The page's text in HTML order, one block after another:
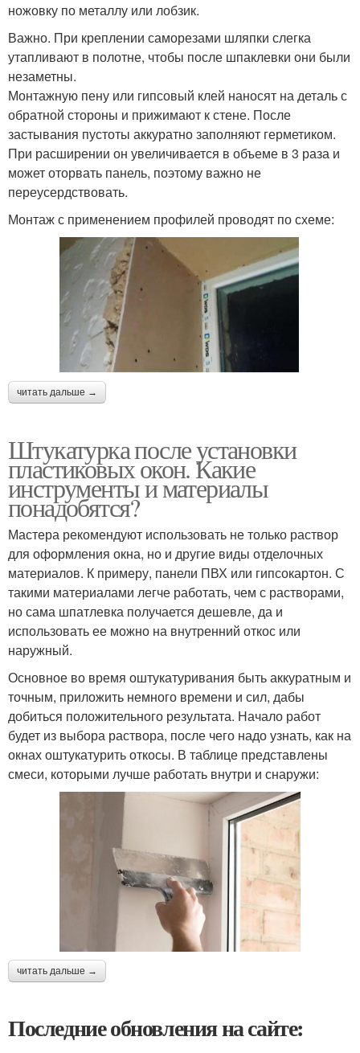
ножовку по металлу или лобзик.
Важно. При креплении саморезами шляпки слегка
утапливают в полотне, чтобы после шпаклевки они были
незаметны.
Монтажную пену или гипсовый клей наносят на деталь с
обратной стороны и прижимают к стене. После
застывания пустоты аккуратно заполняют герметиком.
При расширении он увеличивается в объеме в 3 раза и
может оторвать панель, поэтому важно не
переусердствовать.
Монтаж с применением профилей проводят по схеме:
читать дальше →
Штукатурка после установки
пластиковых окон. Какие
инструменты и материалы
понадобятся?
Мастера рекомендуют использовать не только раствор
для оформления окна, но и другие виды отделочных
материалов. К примеру, панели ПВХ или гипсокартон. С
такими материалами легче работать, чем с растворами,
но сама шпатлевка получается дешевле, да и
использовать ее можно на внутренний откос или
наружный.
Основное во время оштукатуривания быть аккуратным и
точным, приложить немного времени и сил, дабы
добиться положительного результата. Начало работ
будет из выбора раствора, после чего надо узнать, как на
окнах оштукатурить откосы. В таблице представлены
смеси, которыми лучше работать внутри и снаружи:
читать дальше →
Последние обновления на сайте: